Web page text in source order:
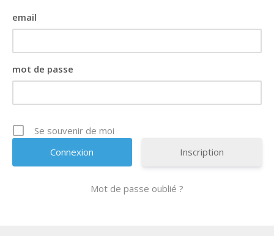
email
mot de passe
Se souvenir de moi
Inscription
Mot de passe oublié ?